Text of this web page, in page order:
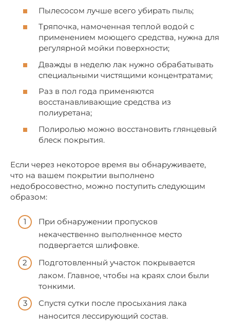
Пылесосом лучше всего убирать пыль;
Тряпочка, намоченная теплой водой с
применением моющего средства, нужна для
регулярной мойки поверхности;
Дважды в неделю лак нужно обрабатывать
специальными чистящими концентратами;
Раз в пол года применяются
восстанавливающие средства из
полиуретана;
Полиролью можно восстановить глянцевый
блеск покрытия.
Если через некоторое время вы обнаруживаете,
что на вашем покрытии выполнено
недобросовестно, можно поступить следующим
образом:
При обнаружении пропусков
некачественно выполненное место
подвергается шлифовке.
Подготовленный участок покрывается
лаком. Главное, чтобы на краях слои были
тонкими.
Спустя сутки после просыхания лака
наносится лессирующий состав.